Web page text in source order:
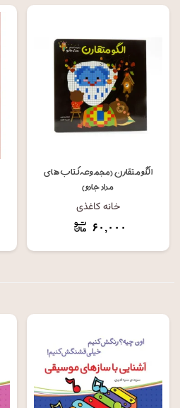
الگو متقارن (مجموعه کتاب های
مداد جادو)
خانه کاغذی
۶۰,۰۰۰